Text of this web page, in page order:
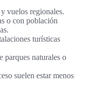
vuelos regionales.
o con población
turísticas
parques naturales o
suelen estar menos